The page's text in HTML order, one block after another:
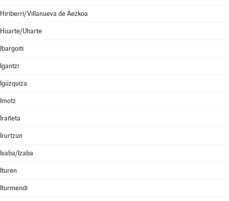
Hiriberri/Villanueva de Aezkoa
Huarte/Uharte
Ibargoiti
Igantzi
Igúzquiza
Imotz
Irañeta
Irurtzun
Isaba/Izaba
Ituren
Iturmendi